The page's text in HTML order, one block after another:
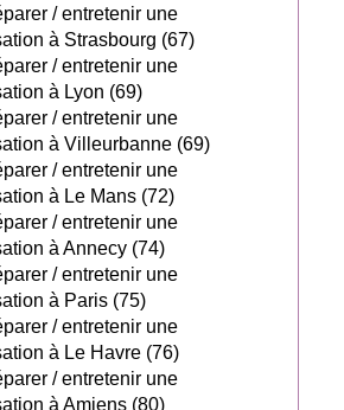
/ entretenir une
à Strasbourg (67)
/ entretenir une
à Lyon (69)
/ entretenir une
à Villeurbanne (69)
/ entretenir une
à Le Mans (72)
/ entretenir une
à Annecy (74)
/ entretenir une
à Paris (75)
/ entretenir une
à Le Havre (76)
/ entretenir une
à Amiens (80)